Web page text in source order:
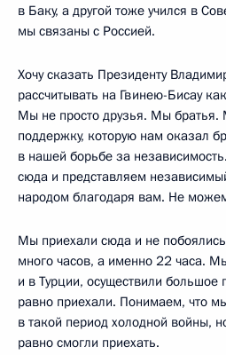
в Баку, а другой тоже учился в
мы связаны с Россией.
Хочу сказать Президенту
рассчитывать на Гвинею-Бисау
Мы не просто друзья. Мы братья.
поддержку, которую нам оказал
в нашей борьбе за
сюда и представляем
народом благодаря вам. Не
Мы приехали сюда и не
много часов, а именно 22 часа.
и в Турции, осуществили большое
равно приехали. Понимаем, что
в такой период холодной войны,
равно смогли приехать.